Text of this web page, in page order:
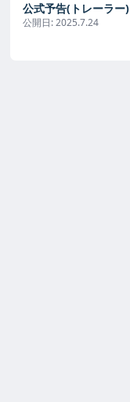
公式予告(トレーラー)
公開日:2025.7.24